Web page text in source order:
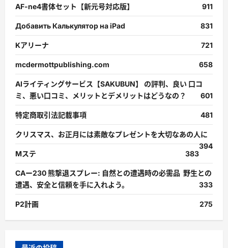
AF-ne4書体セット【新元号対応版】 911
Добавить Калькулятор на iPad 831
Kアリーナ 721
mcdermottpublishing.com 658
AIライティングサービス【SAKUBUN】 の評判、良い 口コ
ミ、悪い口コミ、メリットとデメリットはどうなの？
601
特定商取引法記載事項 481
クリスマス、お正月には素敵なプレゼントを大切なあの人に
394
Mステ
383
CAー230 熊撃退スプレー: 自然との遭遇時の必需品 野生との
遭遇、安全と信頼を手に入れよう。
333
P2計画 275